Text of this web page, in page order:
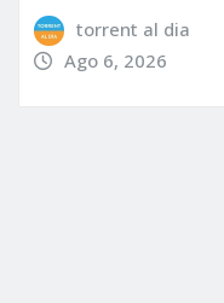
torrent al dia
Ago 6, 2026